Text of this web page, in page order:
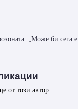
„Може би сега е
от този автор